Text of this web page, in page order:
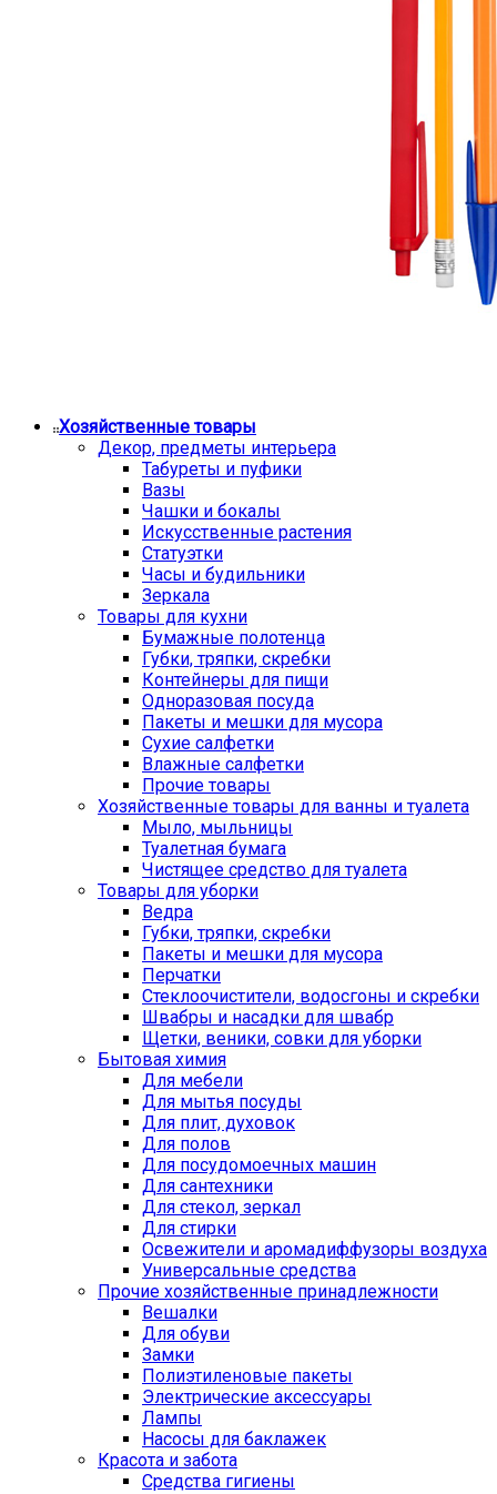
Хозяйственные товары
Декор, предметы интерьера
Табуреты и пуфики
Вазы
Чашки и бокалы
Искусственные растения
Статуэтки
Часы и будильники
Зеркала
Товары для кухни
Бумажные полотенца
Губки, тряпки, скребки
Контейнеры для пищи
Одноразовая посуда
Пакеты и мешки для мусора
Сухие салфетки
Влажные салфетки
Прочие товары
Хозяйственные товары для ванны и туалета
Мыло, мыльницы
Туалетная бумага
Чистящее средство для туалета
Товары для уборки
Ведра
Губки, тряпки, скребки
Пакеты и мешки для мусора
Перчатки
Стеклоочистители, водосгоны и скребки
Швабры и насадки для швабр
Щетки, веники, совки для уборки
Бытовая химия
Для мебели
Для мытья посуды
Для плит, духовок
Для полов
Для посудомоечных машин
Для сантехники
Для стекол, зеркал
Для стирки
Освежители и аромадиффузоры воздуха
Универсальные средства
Прочие хозяйственные принадлежности
Вешалки
Для обуви
Замки
Полиэтиленовые пакеты
Электрические аксессуары
Лампы
Насосы для баклажек
Красота и забота
Средства гигиены